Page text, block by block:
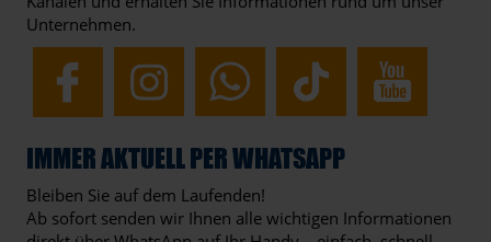
Unternehmen.
IMMER AKTUELL PER WHATSAPP
Bleiben Sie auf dem Laufenden!
Ab sofort senden wir Ihnen alle wichtigen Informationen